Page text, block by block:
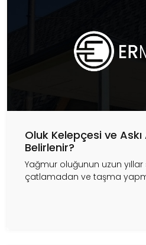
Oluk Kelepçesi ve Askı
Belirlenir?
Yağmur oluğunun uzun
çatlamadan ve taşma